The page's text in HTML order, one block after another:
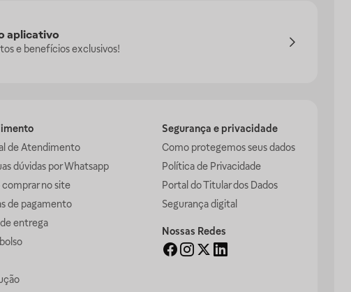
aplicativo
e benefícios exclusivos!
de Atendimento
dúvidas por Whatsapp
no site
de pagamento
entrega
Segurança e privacidade
Como protegemos seus dados
Política de Privacidade
Portal do Titular dos Dados
Segurança digital
Nossas Redes